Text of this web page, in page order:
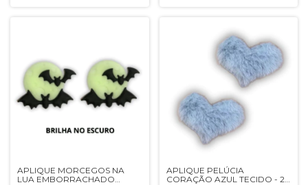
APLIQUE MORCEGOS NA
LUA EMBORRACHADO
APLIQUE PELÚCIA
CORAÇÃO AZUL TECIDO - 2